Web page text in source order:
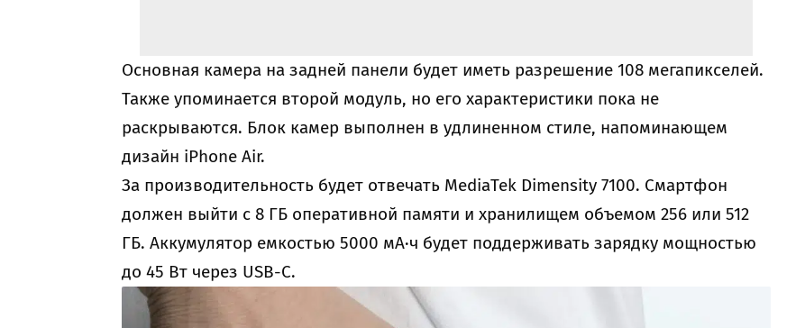
Основная камера на задней панели будет иметь разрешение 108 мегапикселей.
Также упоминается второй модуль, но его характеристики пока не
раскрываются. Блок камер выполнен в удлиненном стиле, напоминающем
дизайн iPhone Air.
За производительность будет отвечать MediaTek Dimensity 7100. Смартфон
должен выйти с 8 ГБ оперативной памяти и хранилищем объемом 256 или 512
ГБ. Аккумулятор емкостью 5000 мА·ч будет поддерживать зарядку мощностью
до 45 Вт через USB-C.